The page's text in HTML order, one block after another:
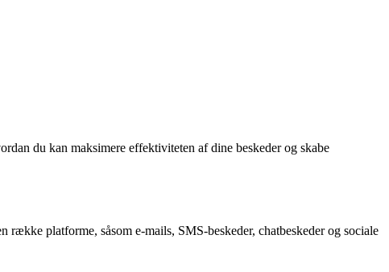
du kan maksimere effektiviteten af dine beskeder og skabe
række platforme, såsom e-mails, SMS-beskeder, chatbeskeder og sociale